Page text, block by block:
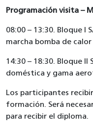
Programación visita –
08:00 – 13:30. Bloque I
marcha bomba de
14:30 – 18:30. Bloque II
doméstica y gama
Los participantes
formación. Será
para recibir el diploma.